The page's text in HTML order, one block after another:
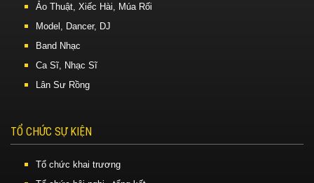
Ảo Thuật, Xiếc Hài, Múa Rối
Model, Dancer, DJ
Band Nhạc
Ca Sĩ, Nhạc Sĩ
Lân Sư Rồng
TỔ CHỨC SỰ KIỆN
Tổ chức khai trương